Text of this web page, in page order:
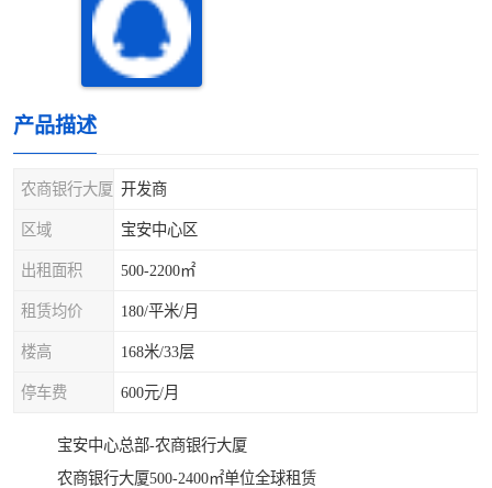
产品描述
农商银行大厦 开发商
区域 宝安中心区
出租面积 500-2200㎡
租赁均价 180/平米/月
楼高 168米/33层
停车费 600元/月
宝安中心总部-农商银行大厦
农商银行大厦500-2400㎡单位全球租赁
龙岗区
光明区
龙华观澜